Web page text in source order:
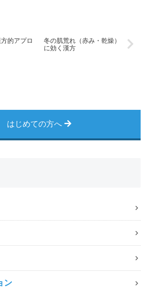
的アプロ
冬の肌荒れ（赤み・乾燥）
に効く漢方
はじめての方へ
ン